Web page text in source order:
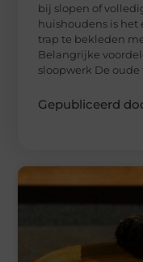
bij slopen of
huishoudens is het
trap te bekleden
Belangrijke
sloopwerk De
Gepubliceerd